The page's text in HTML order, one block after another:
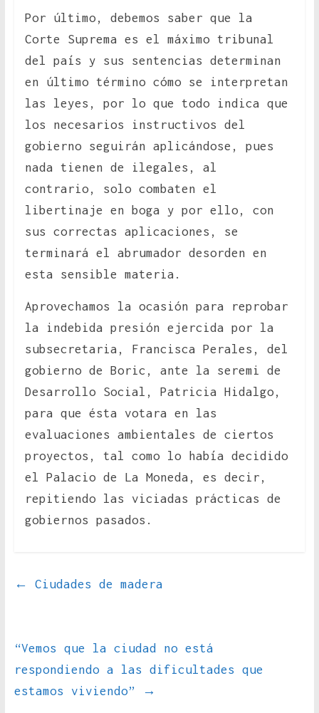
Por último, debemos saber que la
Corte Suprema es el máximo tribunal
del país y sus sentencias determinan
en último término cómo se interpretan
las leyes, por lo que todo indica que
los necesarios instructivos del
gobierno seguirán aplicándose, pues
nada tienen de ilegales, al
contrario, solo combaten el
libertinaje en boga y por ello, con
sus correctas aplicaciones, se
terminará el abrumador desorden en
esta sensible materia.
Aprovechamos la ocasión para reprobar
la indebida presión ejercida por la
subsecretaria, Francisca Perales, del
gobierno de Boric, ante la seremi de
Desarrollo Social, Patricia Hidalgo,
para que ésta votara en las
evaluaciones ambientales de ciertos
proyectos, tal como lo había decidido
el Palacio de La Moneda, es decir,
repitiendo las viciadas prácticas de
gobiernos pasados.
← Ciudades de madera
“Vemos que la ciudad no está
respondiendo a las dificultades que
estamos viviendo”
→